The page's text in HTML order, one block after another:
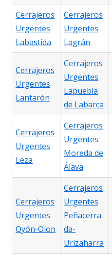
Cerrajeros
Urgentes
Labastida
Cerrajeros
Urgentes
Lagrán
Cerrajeros
Urgentes
Lantarón
Cerrajeros
Urgentes
Lapuebla
de Labarca
Cerrajeros
Urgentes
Leza
Cerrajeros
Urgentes
Moreda de
Álava
Cerrajeros
Urgentes
Oyón-Oion
Cerrajeros
Urgentes
Peñacerra
da-
Urizaharra